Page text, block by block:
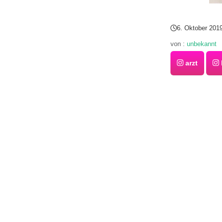
6. Oktober
von : unbekannt
arzt